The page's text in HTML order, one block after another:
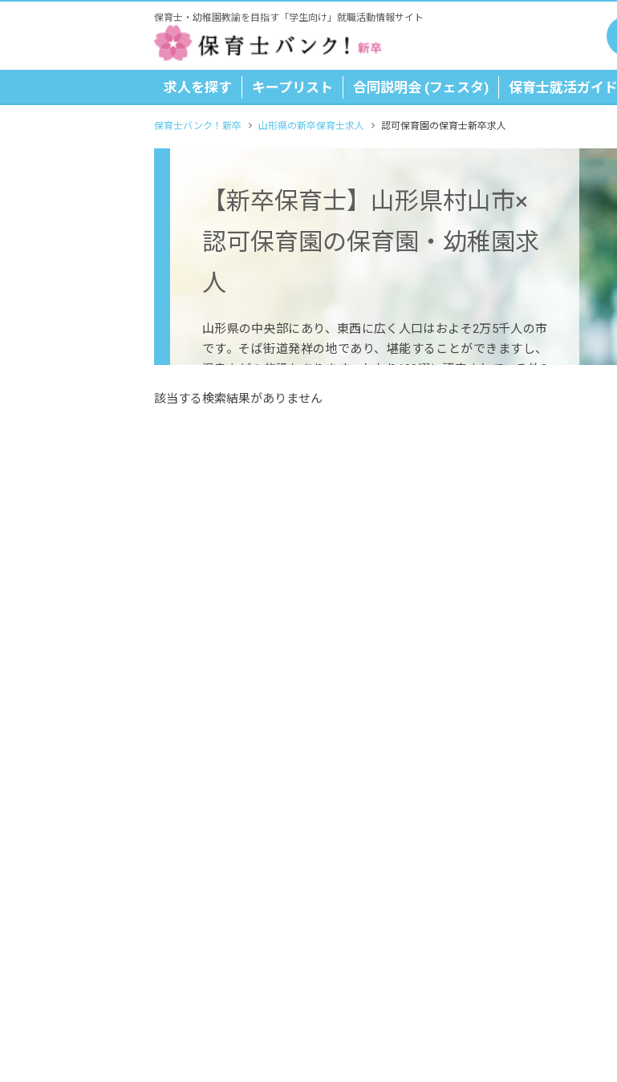
保育士・幼稚園教諭を目指す「学生向け」就職活動情報サイト
求人を探す キープリスト 合同説明会 (フェスタ) 保育士就活ガイド
保育士バンク！新卒 山形県の新卒保育士求人 認可保育園の保育士新卒求人
【新卒保育士】山形県村山市×
認可保育園の保育園・幼稚園求
人
山形県の中央部にあり、東西に広く人口はおよそ2万5千人の市
です。そば街道発祥の地であり、堪能することができますし、
温泉などの施設もあります。かおり100選に認定されている約2
万株は東日本一の規模を有するバラ園など、観光業や農業で暮
該当する検索結果がありません